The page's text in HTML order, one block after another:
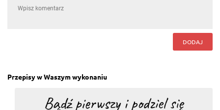
DODAJ
Przepisy w Waszym wykonaniu